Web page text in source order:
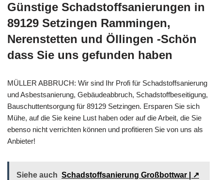
Günstige Schadstoffsanierungen in
89129 Setzingen Rammingen,
Nerenstetten und Öllingen -Schön
dass Sie uns gefunden haben
MÜLLER ABBRUCH: Wir sind Ihr Profi für Schadstoffsanierung
und Asbestsanierung, Gebäudeabbruch, Schadstoffbeseitigung,
Bauschuttentsorgung für 89129 Setzingen. Ersparen Sie sich
Mühe, auf die Sie keine Lust haben oder auf die Arbeit, die Sie
ebenso nicht verrichten können und profitieren Sie von uns als
Anbieter!
Siehe auch Schadstoffsanierung Großbottwar | ↗️